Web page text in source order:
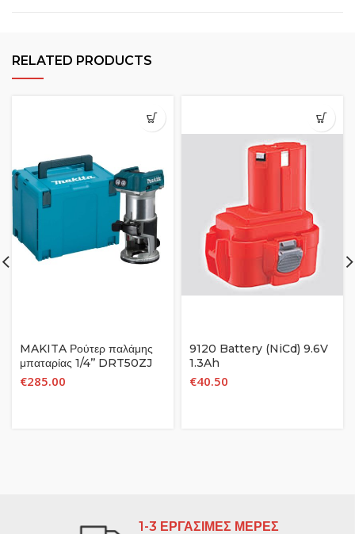
RELATED PRODUCTS
MAKITA Ρούτερ παλάμης
μπαταρίας 1/4’’ DRT50ZJ
18V
€285.00
9120 Battery (NiCd) 9.6V
1.3Ah
€40.50
1-3 ΕΡΓΑΣΙΜΕΣ ΜΕΡΕΣ